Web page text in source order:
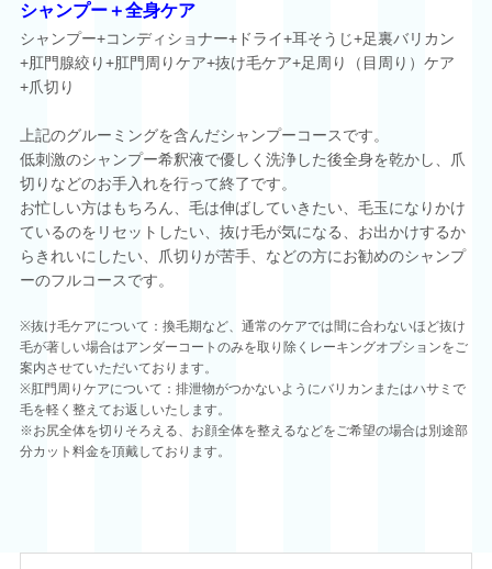
シャンプー＋全身ケア
シャンプー+コンディショナー+ドライ+耳そうじ+足裏バリカン
+肛門腺絞り+肛門周りケア+抜け毛ケア+足周り（目周り）ケア
+爪切り
上記のグルーミングを含んだシャンプーコースです。
低刺激のシャンプー希釈液で優しく洗浄した後全身を乾かし、爪
切りなどのお手入れを行って終了です。
お忙しい方はもちろん、毛は伸ばしていきたい、毛玉になりかけ
ているのをリセットしたい、抜け毛が気になる、お出かけするか
らきれいにしたい、爪切りが苦手、などの方にお勧めのシャンプ
ーのフルコースです。
※抜け毛ケアについて：換毛期など、通常のケアでは間に合わないほど抜け
毛が著しい場合はアンダーコートのみを取り除くレーキングオプションをご
案内させていただいております。
※肛門周りケアについて：排泄物がつかないようにバリカンまたはハサミで
毛を軽く整えてお返しいたします。
※お尻全体を切りそろえる、お顔全体を整えるなどをご希望の場合は別途部
分カット料金を頂戴しております。